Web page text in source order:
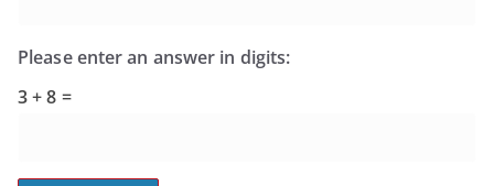
Please enter an answer in digits:
3 + 8 =